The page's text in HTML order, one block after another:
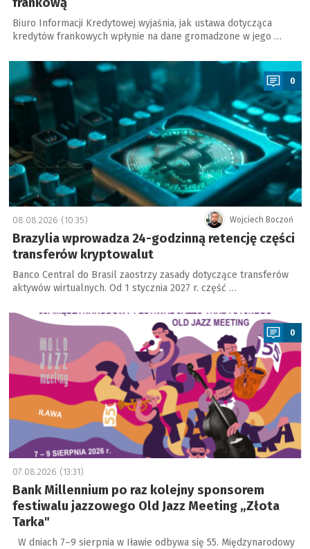
Biuro Informacji Kredytowej wyjaśnia, jak ustawa dotycząca
kredytów frankowych wpłynie na dane gromadzone w jego …
a
0
Wojciech Boczoń
08.08.2026 (10:35)
Brazylia wprowadza 24-godzinną retencję części
transferów kryptowalut
Banco Central do Brasil zaostrzy zasady dotyczące transferów
aktywów wirtualnych. Od 1 stycznia 2027 r. część …
a
0
07.08.2026 (13:31)
Bank Millennium po raz kolejny sponsorem
festiwalu jazzowego Old Jazz Meeting „Złota
Tarka"
W dniach 7–9 sierpnia w Iławie odbywa się 55. Międzynarodowy